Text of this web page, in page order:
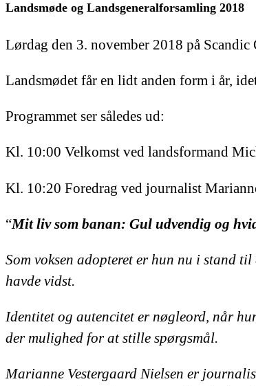
Landsmøde og Landsgeneralforsamling 2018
Lørdag den 3. november 2018 på
Landsmødet får en lidt anden form i år,
Programmet ser således ud:
Kl. 10:00 Velkomst ved landsformand
Kl. 10:20 Foredrag ved journalist
“Mit liv som banan: Gul udvendig og
Som voksen adopteret er hun nu i stand
havde vidst.
Identitet og autencitet er nøgleord, når
der mulighed for at stille spørgsmål.
Marianne Vestergaard Nielsen er